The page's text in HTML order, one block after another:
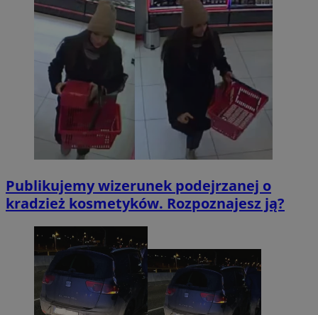
Publikujemy wizerunek podejrzanej o
kradzież kosmetyków. Rozpoznajesz ją?